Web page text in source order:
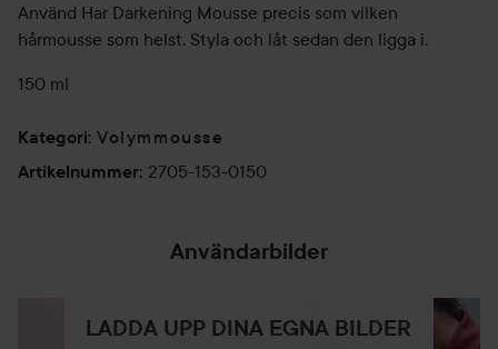
Använd Har Darkening Mousse precis som vilken
hårmousse som helst. Styla och låt sedan den ligga i.
150 ml
Kategori: Volymmousse
Artikelnummer: 2705-153-0150
Användarbilder
LADDA UPP DINA EGNA BILDER